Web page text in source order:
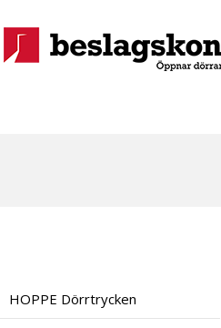
HOPPE Dörrtrycken